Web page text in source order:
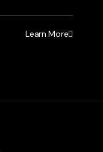
Learn More